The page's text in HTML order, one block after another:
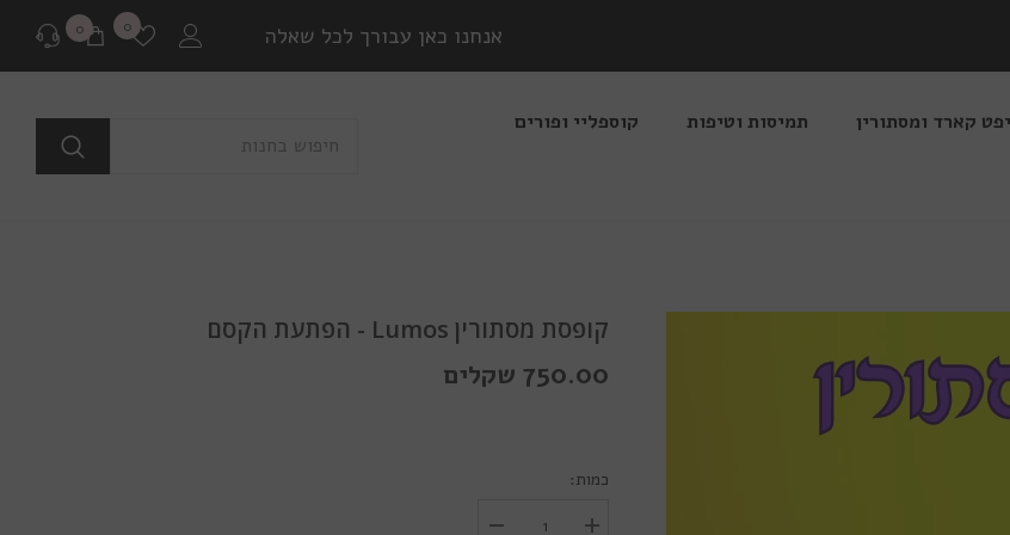
אנחנו כאן עבורך לכל שאלה 0 רשימת
משאלות
0
0
פריטים
בכל שאלה או התלבטות ניתן ליצור איתנו קשר במגוון
או לבקר בדף שאלות ותשובות שלנו
קארד ומסתורין תמיסות וטיפות
קוספליי ופורים
קופסת מסתורין Lumos - הפתעת הקסם
750.00 שקלים
כמות: